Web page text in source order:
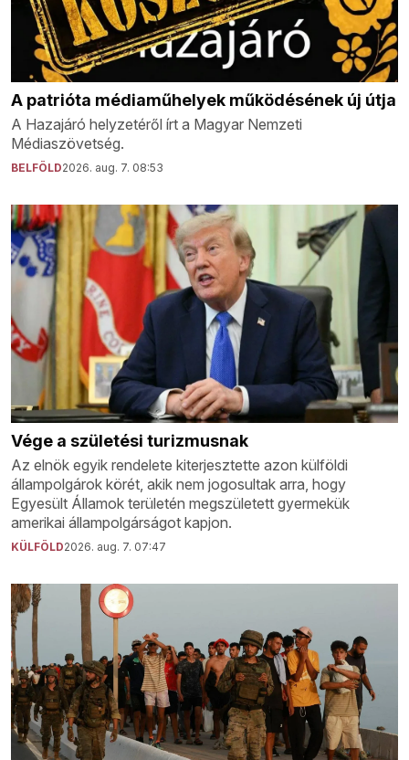
A patrióta médiaműhelyek működésének új útja
A Hazajáró helyzetéről írt a Magyar Nemzeti
Médiaszövetség.
BELFÖLD2026. aug. 7. 08:53
Vége a születési turizmusnak
Az elnök egyik rendelete kiterjesztette azon külföldi
állampolgárok körét, akik nem jogosultak arra, hogy
Egyesült Államok területén megszületett gyermekük
amerikai állampolgárságot kapjon.
KÜLFÖLD2026. aug. 7. 07:47